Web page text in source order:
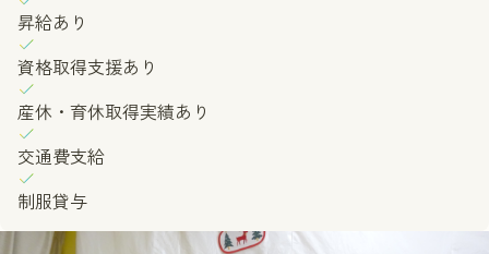
昇給あり
資格取得支援あり
産休・育休取得実績あり
交通費支給
制服貸与